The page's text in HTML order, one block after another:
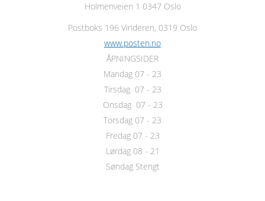
Holmenveien 1 0347 Oslo
Postboks 196 Vinderen, 0319 Oslo
www.posten.no
ÅPNINGSIDER
Mandag 07 - 23
Tirsdag 07 - 23
Onsdag 07 - 23
Torsdag 07 - 23
Fredag 07 - 23
Lørdag 08 - 21
Søndag Stengt